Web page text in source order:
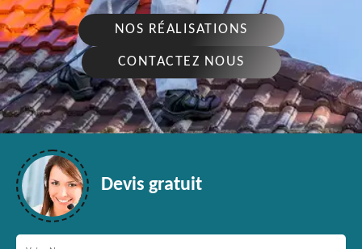
NOS RÉALISATIONS
CONTACTEZ NOUS
Devis gratuit